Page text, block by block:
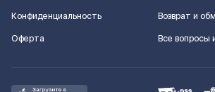
Конфиденциальность
Оферта
Возврат и
Все вопросы